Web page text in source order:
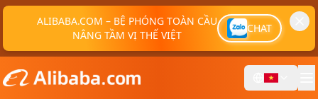
ALIBABA.COM – BỆ PHÓNG TOÀN CẦU
NÂNG TẦM VỊ THẾ VIỆT
CHAT